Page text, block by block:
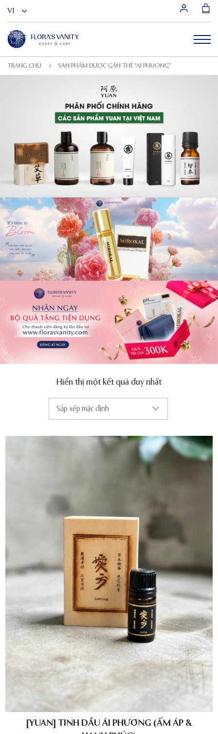
TRANG CHỦ SẢN PHẨM ĐƯỢC GẮN THẺ “AI PHUONG”
Hiển thị một kết quả duy nhất
[YUAN] TINH DẦU ÁI PHƯƠNG (ẤM ÁP &